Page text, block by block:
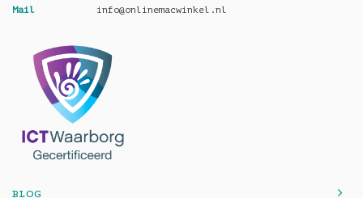
Mail info@onlinemacwinkel.nl
BLOG